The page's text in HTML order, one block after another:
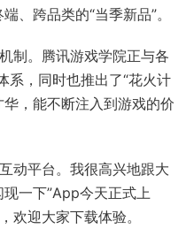
、跨品类的“当季新品”。
制。腾讯游戏学院正与各
系，同时也推出了“花火计
，能不断注入到游戏的价
动平台。我很高兴地跟大
一下”App今天正式上
欢迎大家下载体验。